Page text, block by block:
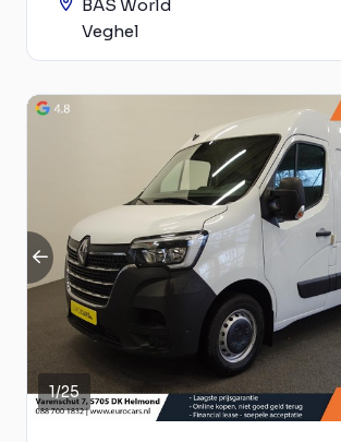
BAS World
Veghel
1/25